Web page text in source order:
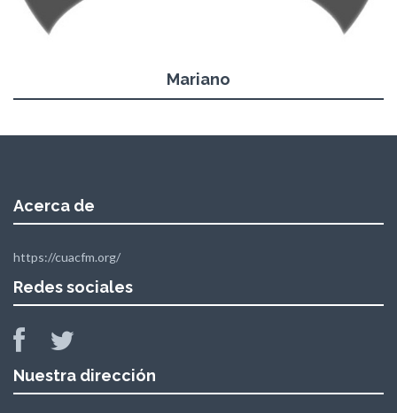
Mariano
Acerca de
https://cuacfm.org/
Redes sociales
Nuestra dirección